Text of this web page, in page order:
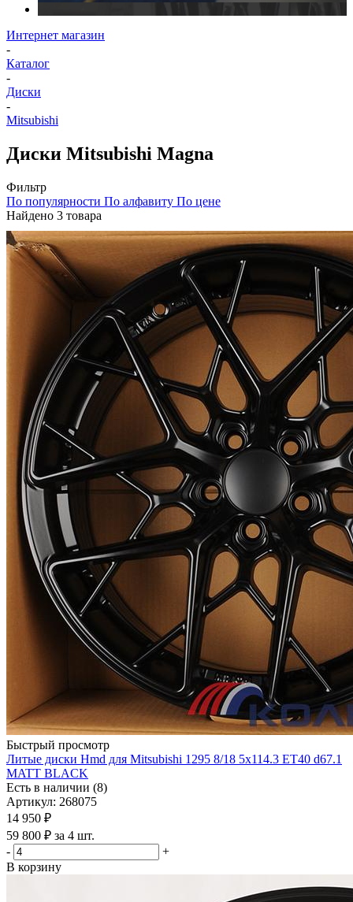
Интернет магазин
-
Каталог
-
Диски
-
Mitsubishi
Диски Mitsubishi Magna
Фильтр
По популярности По алфавиту По цене
Найдено 3 товара
Быстрый просмотр
Литые диски Hmd для Mitsubishi 1295 8/18 5x114.3 ET40 d67.1
MATT BLACK
Есть в наличии (8)
Артикул: 268075
14 950 ₽
59 800 ₽ за 4 шт.
-
+
В корзину